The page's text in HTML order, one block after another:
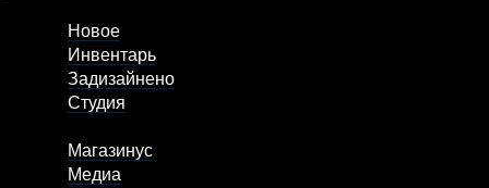
Новое
Инвентарь
Задизайнено
Студия
Магазинус
Медиа